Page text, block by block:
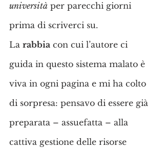
università per parecchi giorni
prima di scriverci su.
La rabbia con cui l’autore ci
guida in questo sistema malato è
viva in ogni pagina e mi ha colto
di sorpresa: pensavo di essere già
preparata – assuefatta – alla
cattiva gestione delle risorse